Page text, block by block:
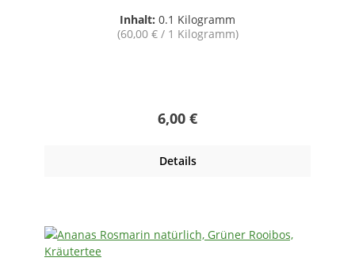
Inhalt: 0.1 Kilogramm
(60,00 € / 1 Kilogramm)
Regulärer Preis:
6,00 €
Details